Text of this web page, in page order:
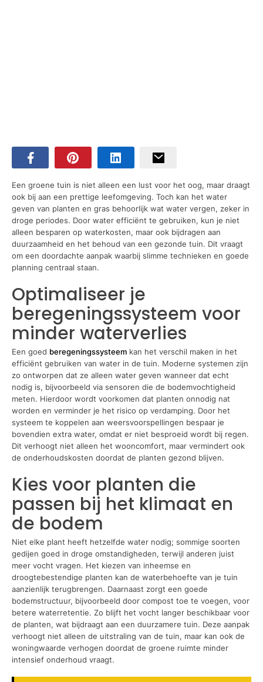
Een groene tuin is niet alleen een lust voor het oog, maar draagt
ook bij aan een prettige leefomgeving. Toch kan het water
geven van planten en gras behoorlijk wat water vergen, zeker in
droge periodes. Door water efficiënt te gebruiken, kun je niet
alleen besparen op waterkosten, maar ook bijdragen aan
duurzaamheid en het behoud van een gezonde tuin. Dit vraagt
om een doordachte aanpak waarbij slimme technieken en goede
planning centraal staan.
Optimaliseer je
beregeningssysteem voor
minder waterverlies
Een goed beregeningssysteem kan het verschil maken in het
efficiënt gebruiken van water in de tuin. Moderne systemen zijn
zo ontworpen dat ze alleen water geven wanneer dat echt
nodig is, bijvoorbeeld via sensoren die de bodemvochtigheid
meten. Hierdoor wordt voorkomen dat planten onnodig nat
worden en verminder je het risico op verdamping. Door het
systeem te koppelen aan weersvoorspellingen bespaar je
bovendien extra water, omdat er niet besproeid wordt bij regen.
Dit verhoogt niet alleen het wooncomfort, maar vermindert ook
de onderhoudskosten doordat de planten gezond blijven.
Kies voor planten die
passen bij het klimaat en
de bodem
Niet elke plant heeft hetzelfde water nodig; sommige soorten
gedijen goed in droge omstandigheden, terwijl anderen juist
meer vocht vragen. Het kiezen van inheemse en
droogtebestendige planten kan de waterbehoefte van je tuin
aanzienlijk terugbrengen. Daarnaast zorgt een goede
bodemstructuur, bijvoorbeeld door compost toe te voegen, voor
betere waterretentie. Zo blijft het vocht langer beschikbaar voor
de planten, wat bijdraagt aan een duurzamere tuin. Deze aanpak
verhoogt niet alleen de uitstraling van de tuin, maar kan ook de
woningwaarde verhogen doordat de groene ruimte minder
intensief onderhoud vraagt.